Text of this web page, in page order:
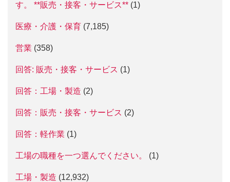
す。 **販売・接客・サービス** (1)
医療・介護・保育 (7,185)
営業 (358)
回答: 販売・接客・サービス (1)
回答：工場・製造 (2)
回答：販売・接客・サービス (2)
回答：軽作業 (1)
工場の職種を一つ選んでください。 (1)
工場・製造 (12,932)